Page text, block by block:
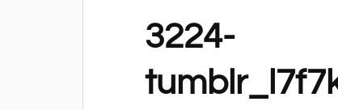
3224-